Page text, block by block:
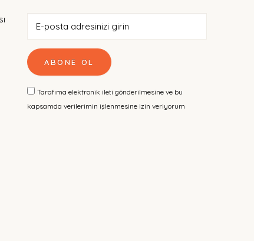
ABONE OL
Tarafıma elektronik ileti gönderilmesine ve bu
kapsamda verilerimin işlenmesine izin veriyorum